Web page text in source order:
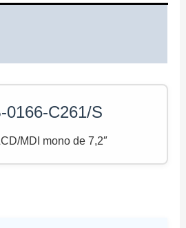
0166-C261/S
MDI mono de 7,2″